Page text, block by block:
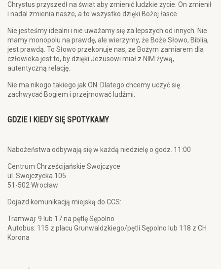
Chrystus przyszedł na świat aby zmienić ludzkie życie. On zmienił
i nadal zmienia nasze, a to wszystko dzięki Bożej łasce.
Nie jesteśmy idealni i nie uważamy się za lepszych od innych. Nie
mamy monopolu na prawdę, ale wierzymy, że Boże Słowo, Biblia,
jest prawdą. To Słowo przekonuje nas, że Bożym zamiarem dla
człowieka jest to, by dzięki Jezusowi miał z NIM żywą,
autentyczną relację.
Nie ma nikogo takiego jak ON. Dlatego chcemy uczyć się
zachwycać Bogiem i przejmować ludźmi.
GDZIE I KIEDY SIĘ SPOTYKAMY
Nabożeństwa odbywają się w każdą niedzielę o godz. 11:00
Centrum Chrześcijańskie Swojczyce
ul. Swojczycka 105
51-502 Wrocław
Dojazd komunikacją miejską do CCS:
Tramwaj: 9 lub 17 na pętlę Sępolno
Autobus: 115 z placu Grunwaldzkiego/pętli Sępolno lub 118 z CH
Korona